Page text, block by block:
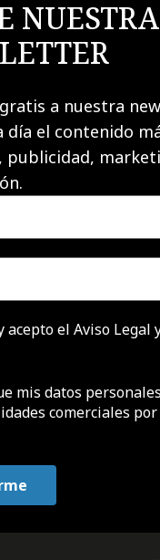
NUESTRA
a nuestra
día el contenido
publicidad,
acepto el Aviso Legal
mis datos
comerciales